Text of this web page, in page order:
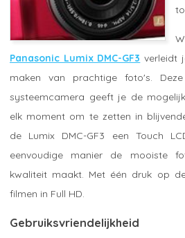
Panasonic Lumix DMC-GF3 verleidt
maken van prachtige foto's.
systeemcamera geeft je de
elk moment om te zetten in
de Lumix DMC-GF3 een Touch
eenvoudige manier de mooiste
kwaliteit maakt. Met één druk op
filmen in Full HD.
Gebruiksvriendelijkheid